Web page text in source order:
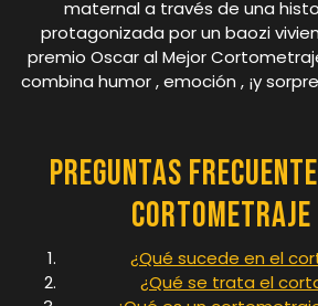
maternal a través de una
protagonizada por un baozi
premio Oscar al Mejor
combina humor , emoción , ¡y
Preguntas
Cortometraje
¿Qué sucede en el
¿Qué se trata el